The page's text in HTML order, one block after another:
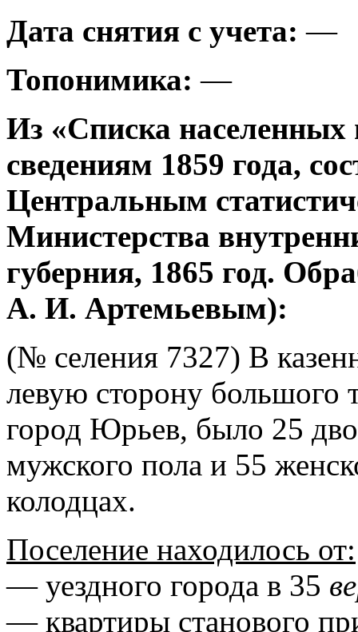
Дата снятия с учета: —
Топонимика: —
Из «Списка населенных
сведениям 1859 года,
Центральным
Министерства
губерния, 1865 год.
А. И. Артемьевым):
(№ селения 7327) В
левую сторону большого
город Юрьев, было 25
мужского пола и 55
колодцах.
Поселение находилось от:
— уездного города в 35
— квартиры станового